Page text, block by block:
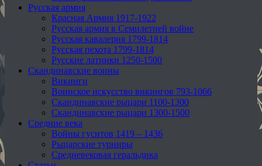
Русская армия
Красная Армия 1917-1922
Русская армия в Семилетней войне
Русская кавалерия 1799-1814
Русская пехота 1799-1814
Русские латники 1250-1500
Скандинавские воины
Викинги
Воинское искусство викингов 793-1066
Скандинавские рыцари 1100-1300
Скандинавские рыцари 1300-1500
Средние века
Войны гуситов 1419 – 1436
Рыцарские турниры
Средневековая геральдика